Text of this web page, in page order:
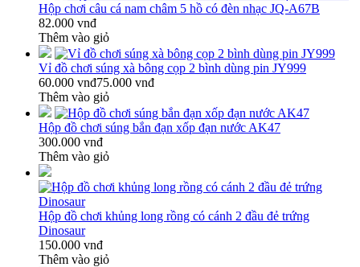
Hộp chơi câu cá nam châm 5 hồ có đèn nhạc JQ-A67B
82.000 vnđ
Thêm vào giỏ
Vỉ đồ chơi súng xà bông cọp 2 bình dùng pin JY999
60.000 vnđ75.000 vnđ
Thêm vào giỏ
Hộp đồ chơi súng bắn đạn xốp đạn nước AK47
300.000 vnđ
Thêm vào giỏ
Hộp đồ chơi khủng long rồng có cánh 2 đầu đẻ trứng
Dinosaur
150.000 vnđ
Thêm vào giỏ